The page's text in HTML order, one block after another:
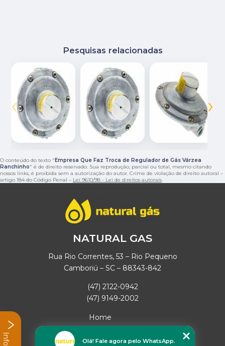
Pesquisas relacionadas
‹ ›
O conteúdo do texto "Empresa Que Faz Troca de Regulador de Gás Várzea
Ranchinho" é de direito reservado. Sua reprodução, parcial ou total, mesmo citando
nossos links, é proibida sem a autorização do autor. Crime de violação de direito autoral –
artigo 184 do Código Penal – Lei 9610/98 - Lei de direitos autorais.
NATURAL GAS
Rua Rio Correntes, 53 – Rio Pequeno
Camboriú – SC – 88343-842
(47) 2122-0942
(47) 9149-2002
Home
Empresa
Missão
Olá! Fale agora pelo WhatsApp.